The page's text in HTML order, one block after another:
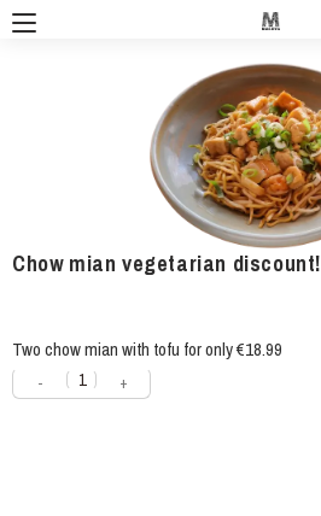
Chow mian vegetarian discount!
Two chow mian with tofu for only €18.99
- +